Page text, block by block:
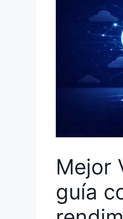
Mejor
guía